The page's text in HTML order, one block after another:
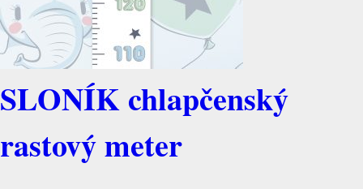
SLONÍK chlapčenský
rastový meter